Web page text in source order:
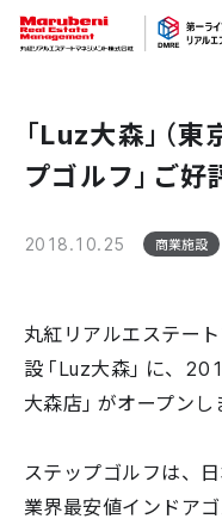
「Luz大森」（
プゴルフ」ご
2018.10.25 商業施設
丸紅リアルエステー
設「Luz大森」に、
大森店」がオープンし
ステップゴルフは、
業界最安値インドア